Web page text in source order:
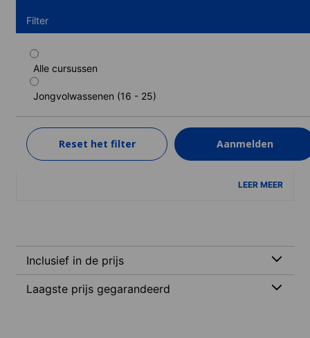
Filter
Alle cursussen
Jongvolwassenen (16 - 25)
Reset het filter Aanmelden
Engels PLUS Ontdek NYC
Duur: 2 weken
2 wekenvan
3.456 EUR
LEER MEER
Inclusief in de prijs
Laagste prijs gegarandeerd